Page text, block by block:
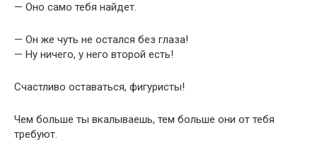
— Оно само тебя найдет.
— Он же чуть не остался без глаза!
— Ну ничего, у него второй есть!
Счастливо оставаться, фигуристы!
Чем больше ты вкалываешь, тем больше они от тебя
требуют.